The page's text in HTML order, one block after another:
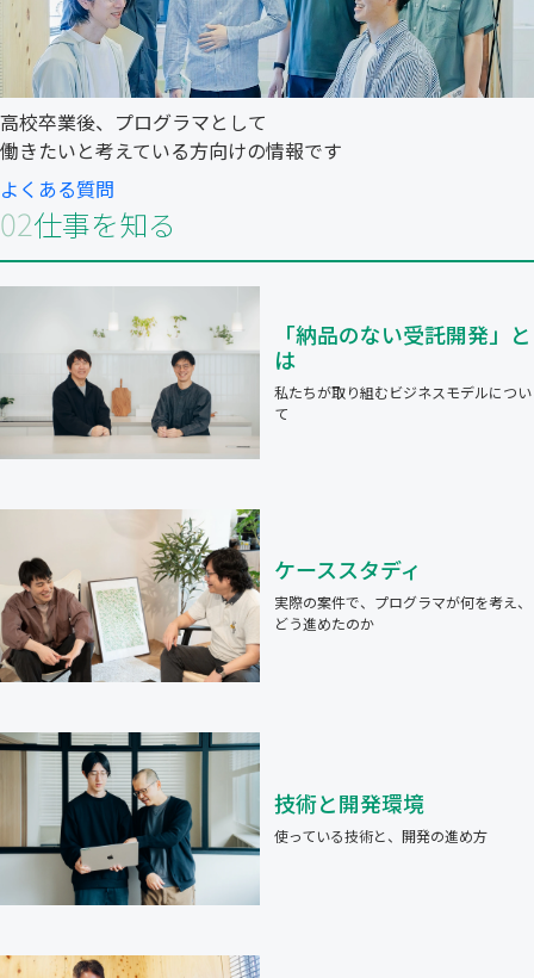
高校卒業後、プログラマとして
働きたいと考えている方向けの情報です
よくある質問
02仕事を知る
「納品のない受託開発」と
は
私たちが取り組むビジネスモデルについ
て
ケーススタディ
実際の案件で、プログラマが何を考え、
どう進めたのか
技術と開発環境
使っている技術と、開発の進め方